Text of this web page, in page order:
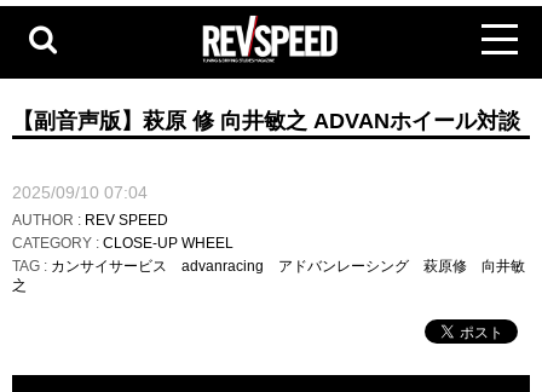
【副音声版】萩原 修 向井敏之 ADVANホイール対談
2025/09/10 07:04
AUTHOR : REV SPEED
CATEGORY : CLOSE-UP WHEEL
TAG : カンサイサービス advanracing アドバンレーシング 萩原修
向井敏
之